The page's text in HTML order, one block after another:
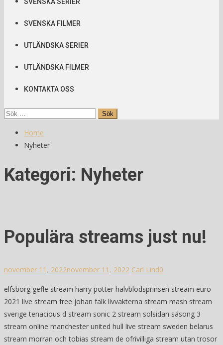
SVENSKA FILMER
UTLÄNDSKA SERIER
UTLÄNDSKA FILMER
KONTAKTA OSS
Sök
Home
Nyheter
Kategori: Nyheter
Populära streams just nu!
november 11, 2022november 11, 2022 Carl Lind0
elfsborg gefle stream harry potter halvblodsprinsen stream euro
2021 live stream free johan falk livvakterna stream mash stream
sverige tenacious d stream sonic 2 stream solsidan säsong 3
stream online manchester united hull live stream sweden belarus
stream morran och tobias stream de ofrivilliga stream utan trosor